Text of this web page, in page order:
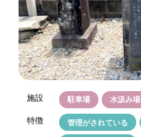
施設 駐車場 水汲み場
特徴 管理がされている